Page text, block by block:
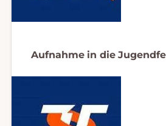
Aufnahme in die